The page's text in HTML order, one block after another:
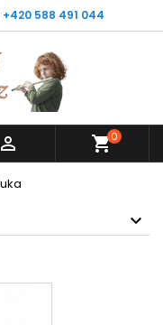
+420 588 491 044
 shopping_cart0